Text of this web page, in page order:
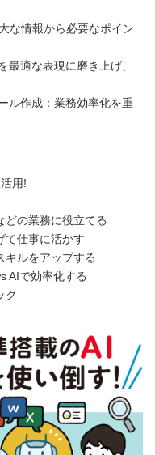
な情報から必要なポイン
最適な表現に磨き上げ、
ル作成：業務効率化を重
用!
の業務に役立てる
仕事に活かす
ルをアップする
AIで効率化する
ク